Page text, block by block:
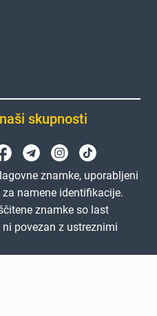
skupnosti
znamke, uporabljeni
namene identifikacije.
znamke so last
povezan z ustreznimi